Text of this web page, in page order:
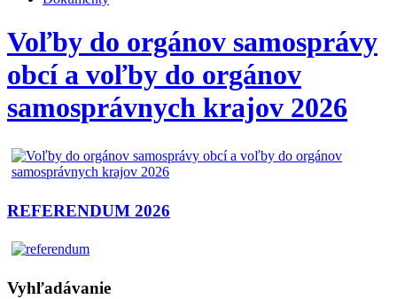
Voľby do orgánov samosprávy
obcí a voľby do orgánov
samosprávnych krajov 2026
REFERENDUM 2026
Vyhľadávanie